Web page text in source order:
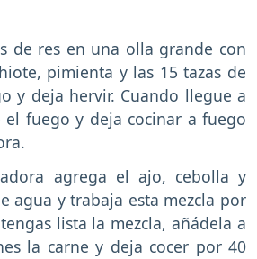
de res en una olla grande con
pimienta y las 15 tazas de
y deja hervir. Cuando llegue a
el fuego y deja cocinar a fuego
agrega el ajo, cebolla y
agua y trabaja esta mezcla por
lista la mezcla, añádela a
la carne y deja cocer por 40